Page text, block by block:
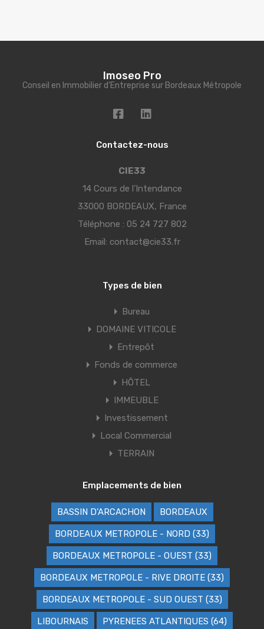
Imoseo Pro
Conseil en Immobilier d'Entreprise sur Bordeaux Métropole
Contactez-nous
CIE33
14 Cours de l’Intendance
33000 BORDEAUX, France
Téléphone : 05 24 727 802
Email: contact@cie33.fr
Types de bien
Bureau
DOMAINE VITICOLE
Entrepôt
Fonds de commerce
HÔTEL
IMMEUBLE
Investissement
Local Commercial
TERRAIN
Emplacements de bien
BASSIN D'ARCACHON BORDEAUX
BORDEAUX METROPOLE - NORD (33)
BORDEAUX METROPOLE - OUEST (33)
BORDEAUX METROPOLE - RIVE DROITE (33)
BORDEAUX METROPOLE - SUD OUEST (33)
LIBOURNAIS PYRENEES ATLANTIQUES (64)